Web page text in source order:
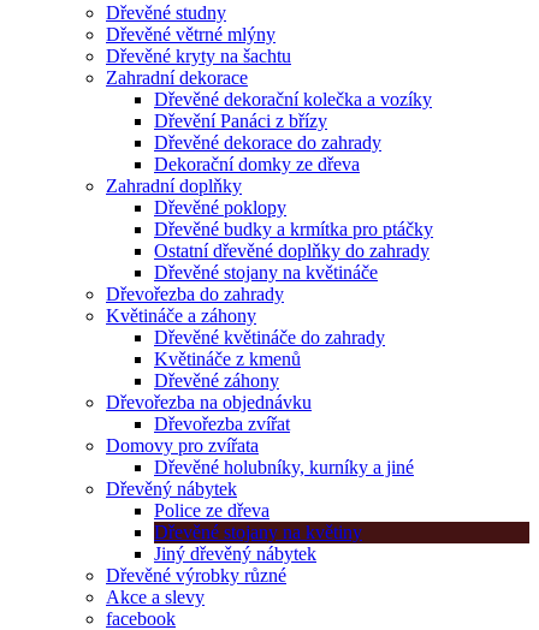
Dřevěné studny
Dřevěné větrné mlýny
Dřevěné kryty na šachtu
Zahradní dekorace
Dřevěné dekorační kolečka a vozíky
Dřevění Panáci z břízy
Dřevěné dekorace do zahrady
Dekorační domky ze dřeva
Zahradní doplňky
Dřevěné poklopy
Dřevěné budky a krmítka pro ptáčky
Ostatní dřevěné doplňky do zahrady
Dřevěné stojany na květináče
Dřevořezba do zahrady
Květináče a záhony
Dřevěné květináče do zahrady
Květináče z kmenů
Dřevěné záhony
Dřevořezba na objednávku
Dřevořezba zvířat
Domovy pro zvířata
Dřevěné holubníky, kurníky a jiné
Dřevěný nábytek
Police ze dřeva
Dřevěné stojany na květiny
Jiný dřevěný nábytek
Dřevěné výrobky různé
Akce a slevy
facebook